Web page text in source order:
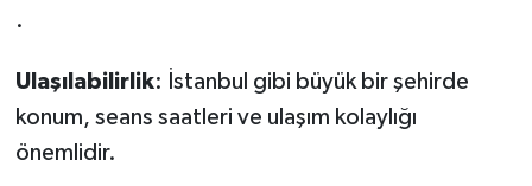
·
Ulaşılabilirlik: İstanbul gibi büyük bir şehirde
konum, seans saatleri ve ulaşım kolaylığı
önemlidir.